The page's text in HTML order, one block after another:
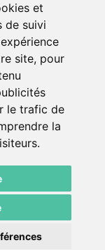
et
de suivi
site, pour
le trafic de
la